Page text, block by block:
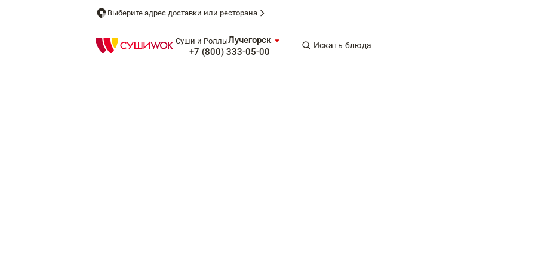
Выберите адрес доставки или ресторана
Суши и РоллыЛучегорск
+7 (800) 333-05-00
Искать блюда